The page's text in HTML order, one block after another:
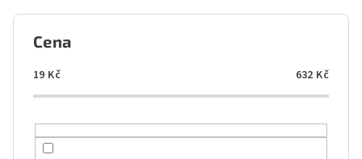
Cena
19 Kč 632 Kč